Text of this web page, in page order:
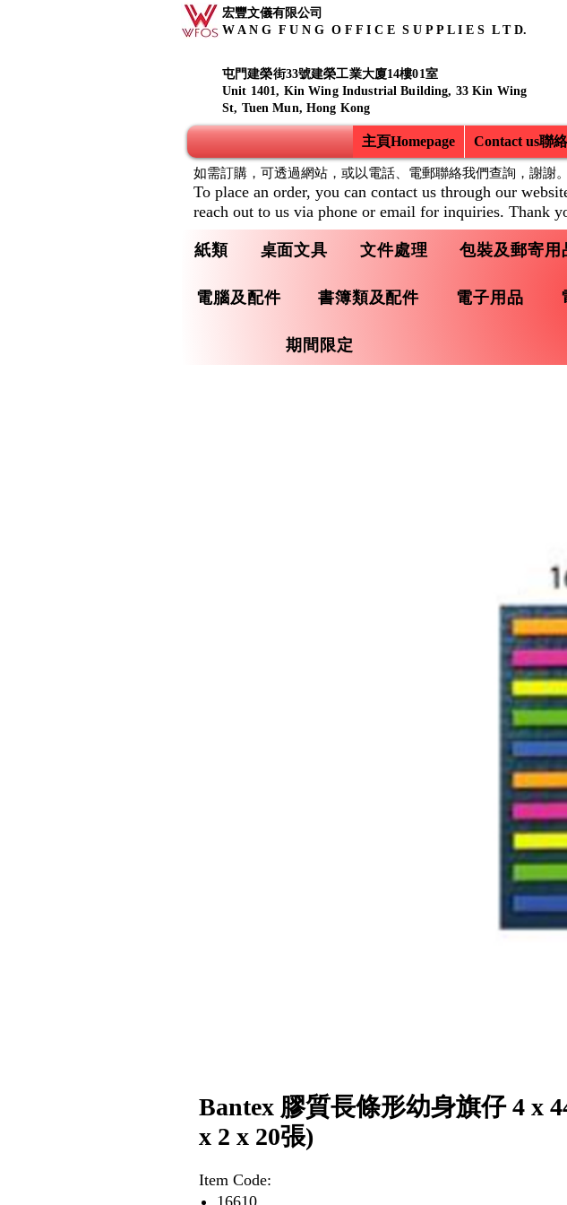
宏豐文儀有限公司
W A N G F U N G O F F I C E S U P P L I E S L T D.
屯門建榮街33號建榮工業大廈14樓01室
Unit 1401, Kin Wing Industrial Building, 33 Kin Wing
St, Tuen Mun, Hong Kong
主頁Homepage Contact us聯
紙類 桌面文具 文件處理 包裝及郵寄用
電腦及配件 書簿類及配件 電子用品
期間限定
如需訂購，可透過網站，或以電話、電郵聯絡我們查詢， 謝謝。
To place an order, you can contact us through our
reach out to us via phone or email for inquiries. Thank
Bantex 膠質長條形幼身旗仔 4 x
x 2 x 20張)
Item Code:
16610